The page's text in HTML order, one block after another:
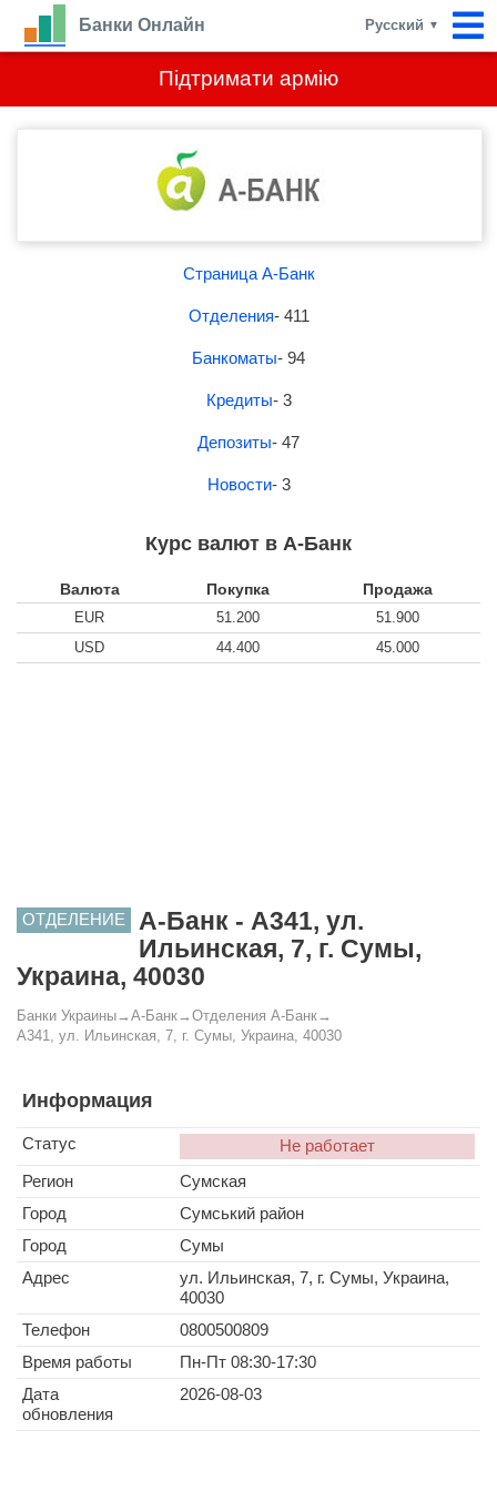
Підтримати армію
Банки Онлайн Русский ▼
Страница А-Банк
Отделения- 411
Банкоматы- 94
Кредиты- 3
Депозиты- 47
Новости- 3
Курс валют в А-Банк
Валюта Покупка Продажа
EUR 51.200
51.900
USD
44.400 45.000
ОТДЕЛЕНИЕ
А-Банк - A341, ул.
Ильинская, 7, г. Сумы,
Украина, 40030
Банки Украины→ А-Банк→ Отделения А-Банк→
A341, ул. Ильинская, 7, г. Сумы, Украина, 40030
Информация
Статус
Не работает
Регион
Сумская
Город
Сумський район
Город
Сумы
Адрес
ул. Ильинская, 7, г. Сумы, Украина,
40030
Телефон
0800500809
Время работы
Пн-Пт 08:30-17:30
Дата
обновления
2026-08-03